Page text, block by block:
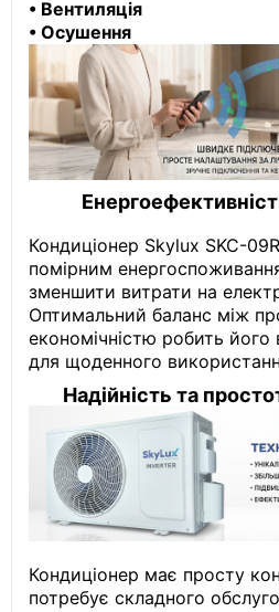
• Вентиляція
• Осушення
Кондиціонер Skylux SKC-
помірним
зменшити витрати на
Оптимальний баланс між
економічністю робить
для щоденного
Надійність та
Кондиціонер має просту
потребує складного